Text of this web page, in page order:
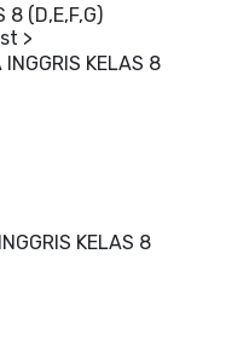
8 (D,E,F,G)
KELAS 8